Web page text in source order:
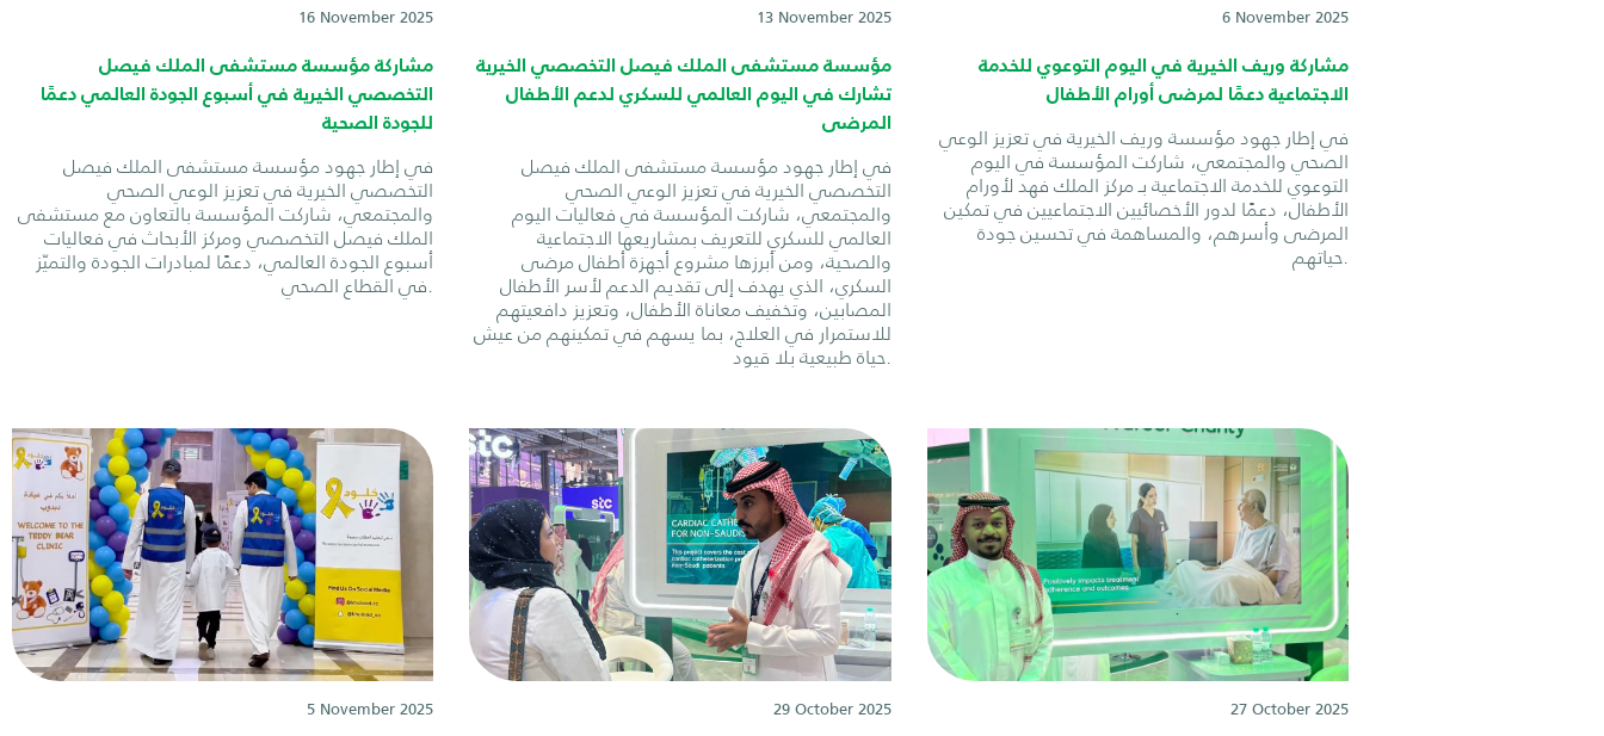
16 November 2025
مشاركة مؤسسة مستشفى الملك فيصل
التخصصي الخيرية في أسبوع الجودة العالمي دعمًا
للجودة الصحية
في إطار جهود مؤسسة مستشفى الملك فيصل
التخصصي الخيرية في تعزيز الوعي الصحي
والمجتمعي، شاركت المؤسسة بالتعاون مع مستشفى
الملك فيصل التخصصي ومركز الأبحاث في فعاليات
أسبوع الجودة العالمي، دعمًا لمبادرات الجودة والتميّز
في القطاع الصحي.
13 November 2025
مؤسسة مستشفى الملك فيصل التخصصي الخيرية
تشارك في اليوم العالمي للسكري لدعم الأطفال
المرضى
في إطار جهود مؤسسة مستشفى الملك فيصل
التخصصي الخيرية في تعزيز الوعي الصحي
والمجتمعي، شاركت المؤسسة في فعاليات اليوم
العالمي للسكري للتعريف بمشاريعها الاجتماعية
والصحية، ومن أبرزها مشروع أجهزة أطفال مرضى
السكري، الذي يهدف إلى تقديم الدعم لأسر الأطفال
المصابين، وتخفيف معاناة الأطفال، وتعزيز دافعيتهم
للاستمرار في العلاج، بما يسهم في تمكينهم من عيش
حياة طبيعية بلا قيود.
6 November 2025
مشاركة وريف الخيرية في اليوم التوعوي للخدمة
الاجتماعية دعمًا لمرضى أورام الأطفال
في إطار جهود مؤسسة وريف الخيرية في تعزيز الوعي
الصحي والمجتمعي، شاركت المؤسسة في اليوم
التوعوي للخدمة الاجتماعية بـ مركز الملك فهد لأورام
الأطفال، دعمًا لدور الأخصائيين الاجتماعيين في تمكين
المرضى وأسرهم، والمساهمة في تحسين جودة
حياتهم.
5 November 2025 29 October 2025 27 October 2025